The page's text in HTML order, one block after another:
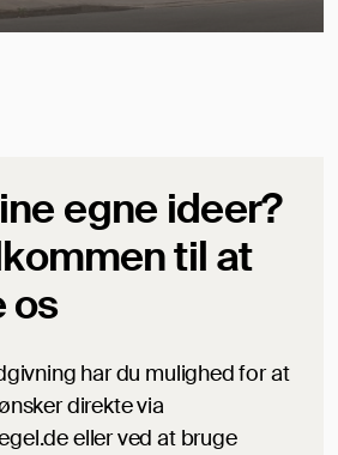
egne ideer?
til at
os
har du mulighed for at
direkte via
eller ved at bruge